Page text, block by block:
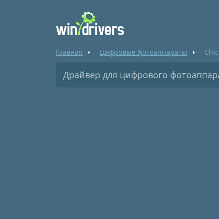
Главная Цифровые фотоаппараты
Драйвер для цифрового